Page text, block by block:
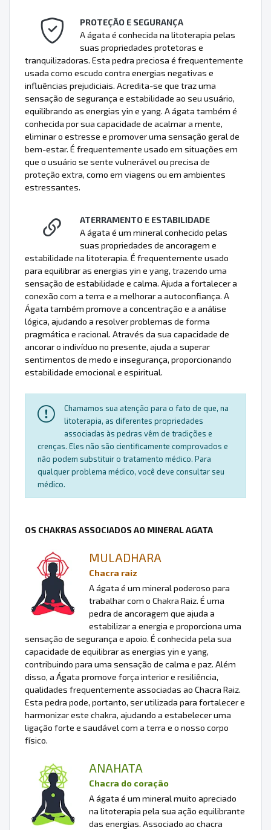
PROTEÇÃO E SEGURANÇA
A ágata é conhecida na litoterapia pelas
suas propriedades protetoras e
tranquilizadoras. Esta pedra preciosa é frequentemente
usada como escudo contra energias negativas e
influências prejudiciais. Acredita-se que traz uma
sensação de segurança e estabilidade ao seu usuário,
equilibrando as energias yin e yang. A ágata também é
conhecida por sua capacidade de acalmar a mente,
eliminar o estresse e promover uma sensação geral de
bem-estar. É frequentemente usado em situações em
que o usuário se sente vulnerável ou precisa de
proteção extra, como em viagens ou em ambientes
estressantes.
ATERRAMENTO E ESTABILIDADE
A ágata é um mineral conhecido pelas
suas propriedades de ancoragem e
estabilidade na litoterapia. É frequentemente usado
para equilibrar as energias yin e yang, trazendo uma
sensação de estabilidade e calma. Ajuda a fortalecer a
conexão com a terra e a melhorar a autoconfiança. A
Ágata também promove a concentração e a análise
lógica, ajudando a resolver problemas de forma
pragmática e racional. Através da sua capacidade de
ancorar o indivíduo no presente, ajuda a superar
sentimentos de medo e insegurança, proporcionando
estabilidade emocional e espiritual.
Chamamos sua atenção para o fato de que, na
litoterapia, as diferentes propriedades
associadas às pedras vêm de tradições e
crenças. Eles não são cientificamente comprovados e
não podem substituir o tratamento médico. Para
qualquer problema médico, você deve consultar seu
médico.
OS CHAKRAS ASSOCIADOS AO MINERAL AGATA
MULADHARA
Chacra raiz
A ágata é um mineral poderoso para
trabalhar com o Chakra Raiz. É uma
pedra de ancoragem que ajuda a
estabilizar a energia e proporciona uma
sensação de segurança e apoio. É conhecida pela sua
capacidade de equilibrar as energias yin e yang,
contribuindo para uma sensação de calma e paz. Além
disso, a Ágata promove força interior e resiliência,
qualidades frequentemente associadas ao Chacra Raiz.
Esta pedra pode, portanto, ser utilizada para fortalecer e
harmonizar este chakra, ajudando a estabelecer uma
ligação forte e saudável com a terra e o nosso corpo
físico.
ANAHATA
Chacra do coração
A ágata é um mineral muito apreciado
na litoterapia pela sua ação equilibrante
das energias. Associado ao chacra